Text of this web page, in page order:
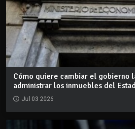
Cómo quiere cambiar el gobierno
administrar los inmuebles del
Jul 03 2026